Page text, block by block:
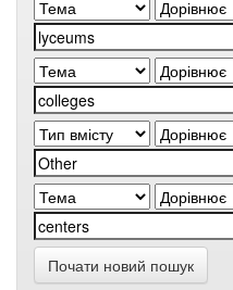
Почати новий пошук